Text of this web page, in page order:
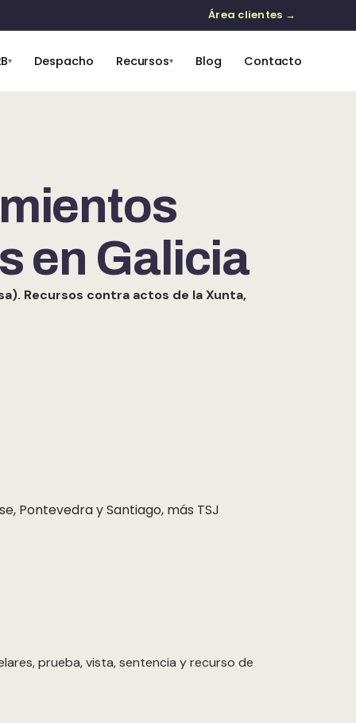
Área clientes →
▾ Despacho Recursos▾ Blog Contacto
en Galicia
Recursos contra actos de la Xunta,
Pontevedra y Santiago, más TSJ
prueba, vista, sentencia y recurso de